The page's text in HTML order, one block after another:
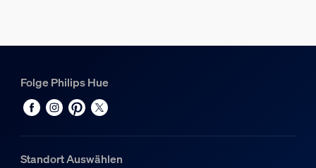
Folge Philips Hue
Standort Auswählen